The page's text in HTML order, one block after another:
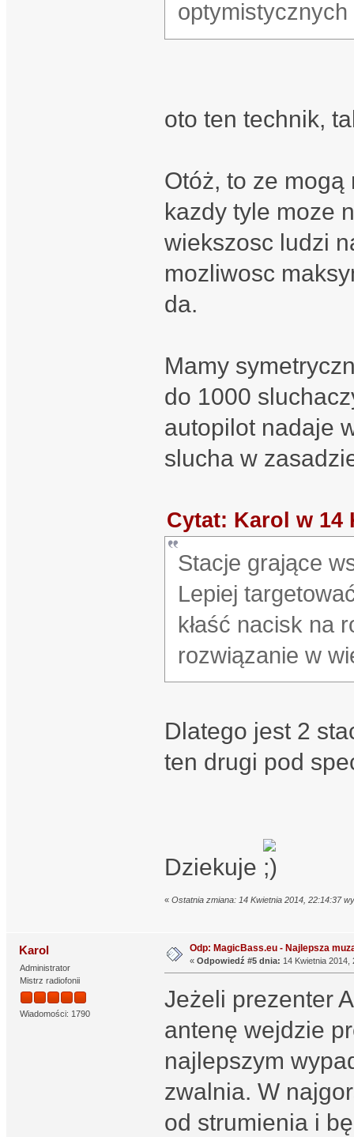
optymistycznych
oto ten technik,
Otóż, to ze
kazdy tyle moze
wiekszosc ludzi
mozliwosc
da.
Mamy
do 1000
autopilot nadaje
slucha w
Cytat: Karol w 14
Stacje grające
Lepiej
kłaść nacisk na
rozwiązanie w
Dlatego jest 2
ten drugi pod
Dziekuje
« Ostatnia zmiana: 14 Kwietnia 2014, 22:14:37
Karol
Administrator
Mistrz radiofonii
Wiadomości: 1790
Odp: MagicBass.eu - Najlepsza
« Odpowiedź #5 dnia: 14 Kwietnia 2014,
Jeżeli prezenter
antenę wejdzie
najlepszym
zwalnia. W
od strumienia i